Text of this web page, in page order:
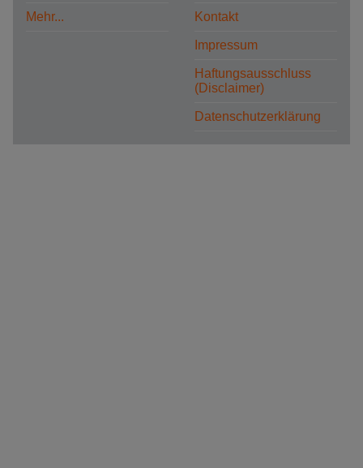
Mehr... Kontakt
Impressum
Haftungsausschluss
(Disclaimer)
Datenschutzerklärung